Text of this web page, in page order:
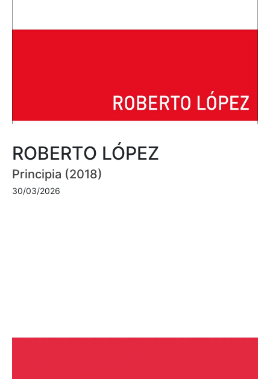
ROBERTO LÓPEZ
Principia (2018)
30/03/2026